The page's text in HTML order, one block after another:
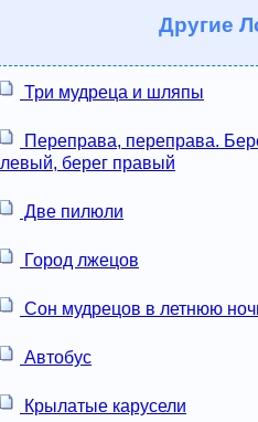
Другие
Три мудреца и шляпы
Переправа, переправа.
левый, берег правый
Две пилюли
Город лжецов
Сон мудрецов в летнюю
Автобус
Крылатые карусели